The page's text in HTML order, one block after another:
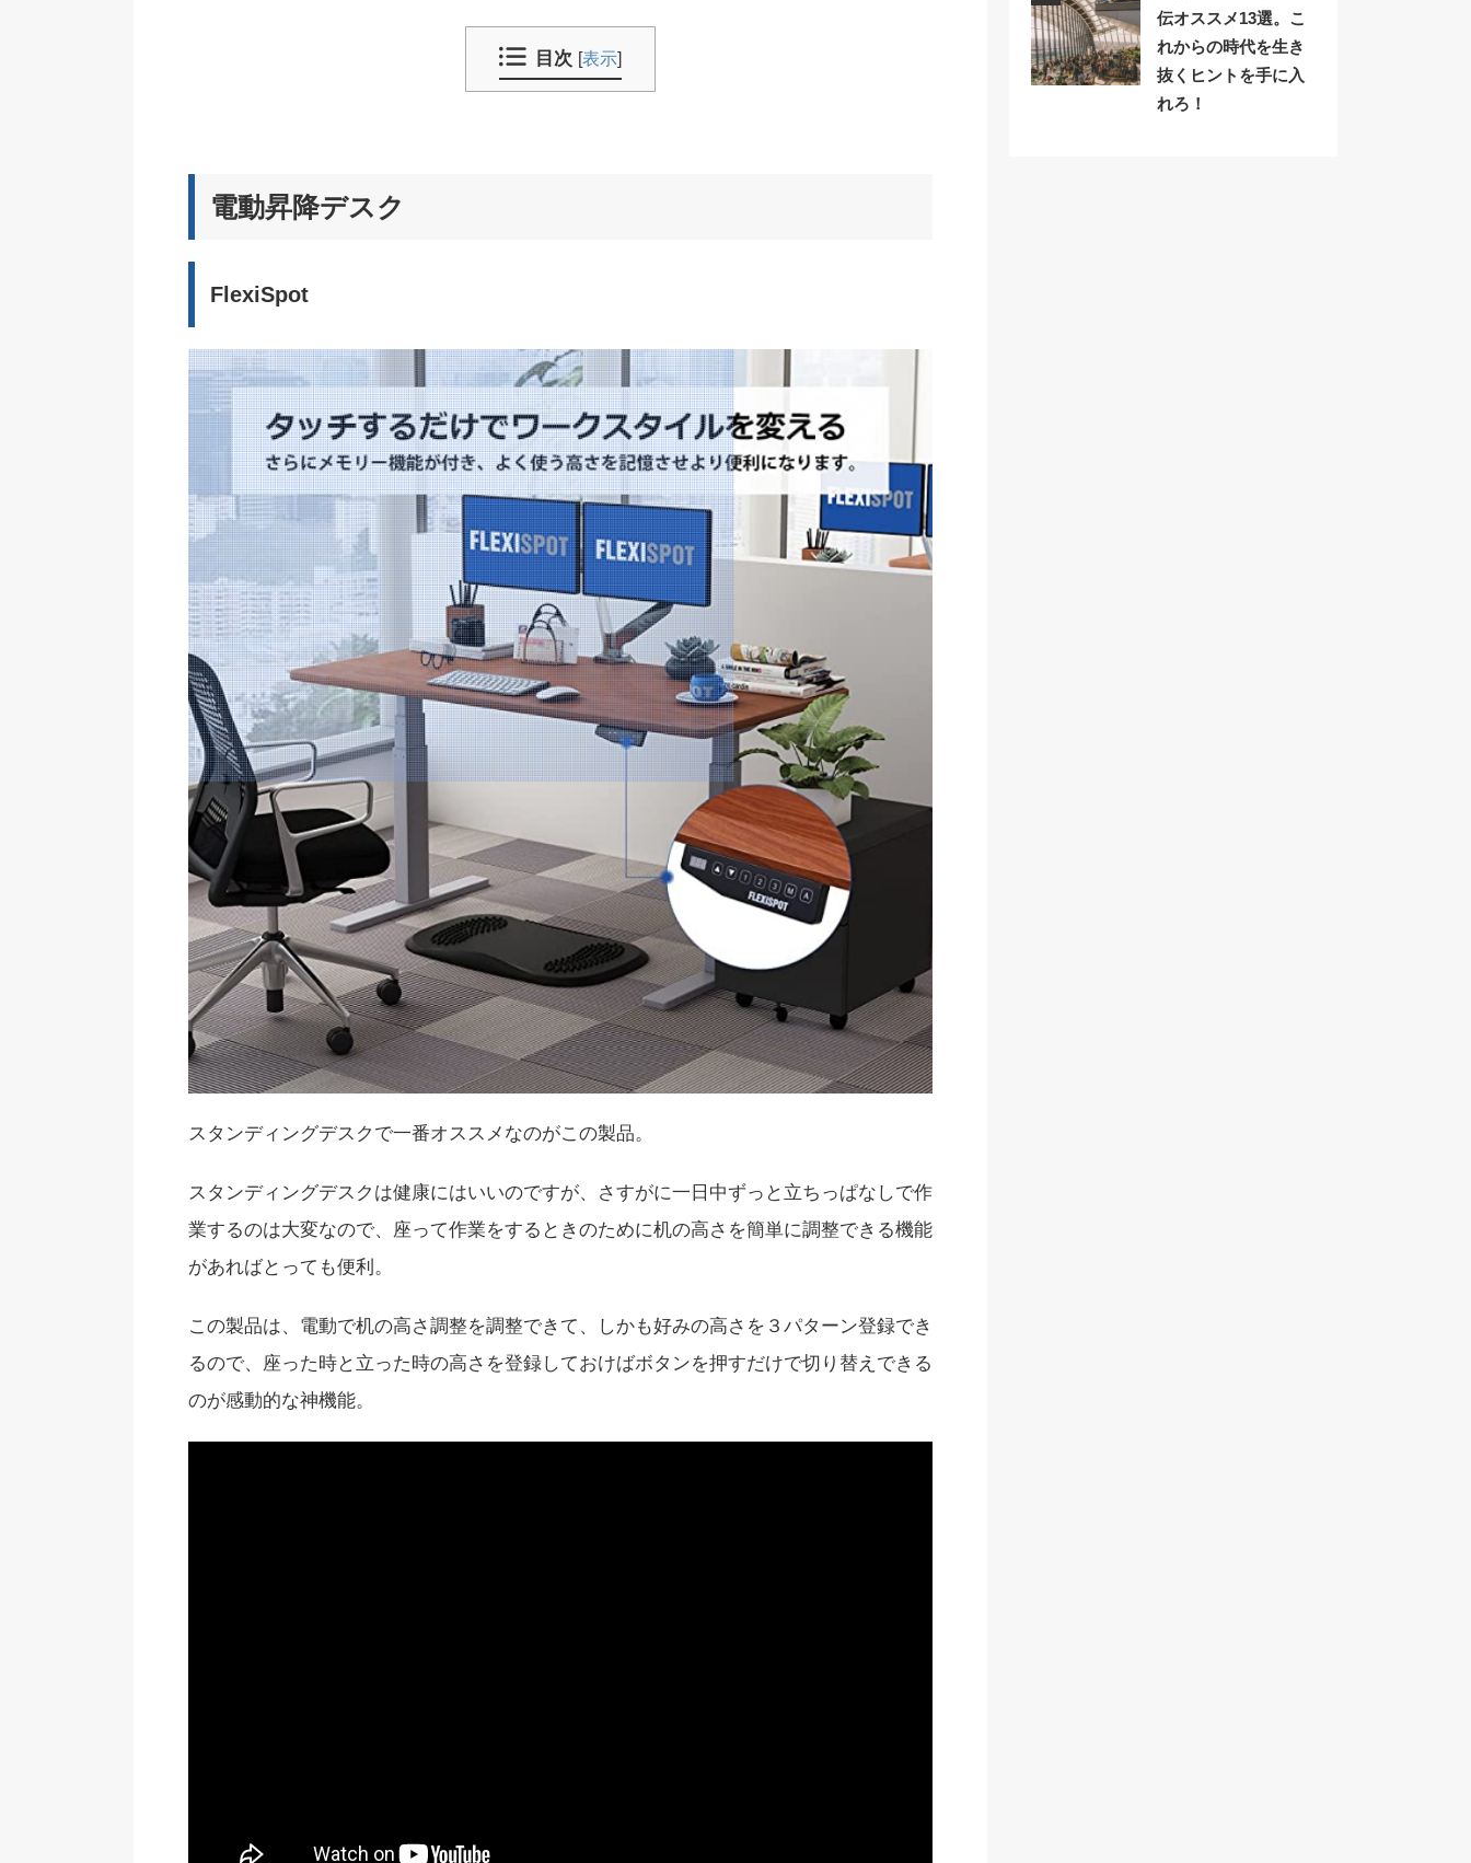
目次 [表示]
電動昇降デスク
FlexiSpot
スタンディングデスクで一番オススメなのがこの製品。
スタンディングデスクは健康にはいいのですが、さすがに一日中ずっと立ちっぱなしで作
業するのは大変なので、座って作業をするときのために机の高さを簡単に調整できる機能
があればとっても便利。
この製品は、電動で机の高さ調整を調整できて、しかも好みの高さを３パターン登録でき
るので、座った時と立った時の高さを登録しておけばボタンを押すだけで切り替えできる
のが感動的な神機能。
伝オススメ13選。こ
れからの時代を生き
抜くヒントを手に入
れろ！